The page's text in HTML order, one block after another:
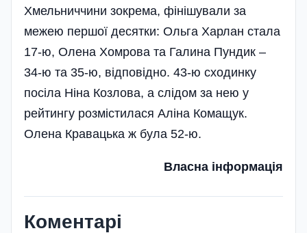
Хмельниччини зокрема, фінішували за
межею першої десятки: Ольга Харлан стала
17-ю, Олена Хомрова та Галина Пундик –
34-ю та 35-ю, відповідно. 43-ю сходинку
посіла Ніна Козлова, а слідом за нею у
рейтингу розмістилася Аліна Комащук.
Олена Кравацька ж була 52-ю.
Власна інформація
Коментарі